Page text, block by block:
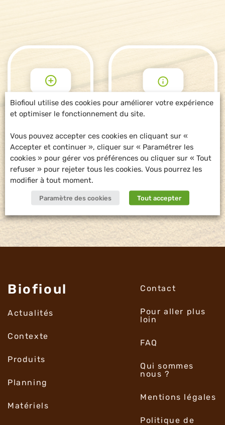
POUR ALLER
PLUS LOIN
DEMANDE
D'INFORMATIONS
Biofioul
Actualités
Contexte
Produits
Planning
Matériels
Contact
Pour aller plus
loin
FAQ
Qui sommes
nous ?
Mentions légales
Politique de
Biofioul utilise des cookies pour améliorer votre expérience
et optimiser le fonctionnement du site.
Vous pouvez accepter ces cookies en cliquant sur «
Accepter et continuer », cliquer sur « Paramétrer les
cookies » pour gérer vos préférences ou cliquer sur « Tout
refuser » pour rejeter tous les cookies. Vous pourrez les
modifier à tout moment.
Paramètre des cookies Tout accepter